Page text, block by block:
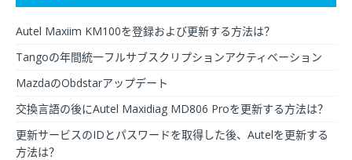
Autel Maxiim KM100を登録および更新する方法は？
Tangoの年間統一フルサブスクリプションアクティベーション
MazdaのObdstarアップデート
交換言語の後にAutel Maxidiag MD806 Proを更新する方法は？
更新サービスのIDとパスワードを取得した後、Autelを更新する
方法は？